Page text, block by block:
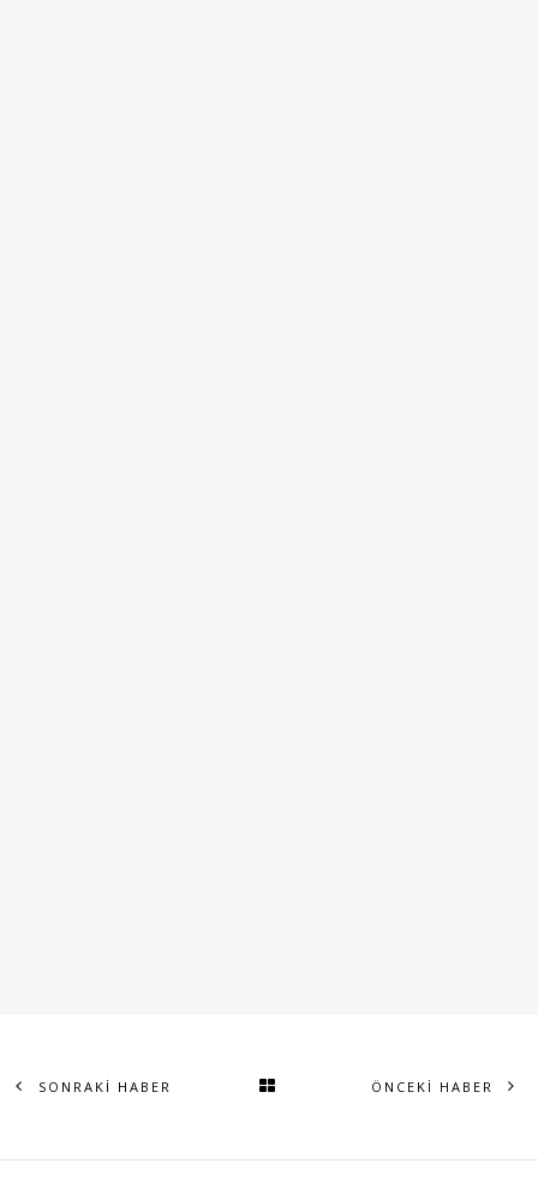
SONRAKİ HABER ÖNCEKİ HABER